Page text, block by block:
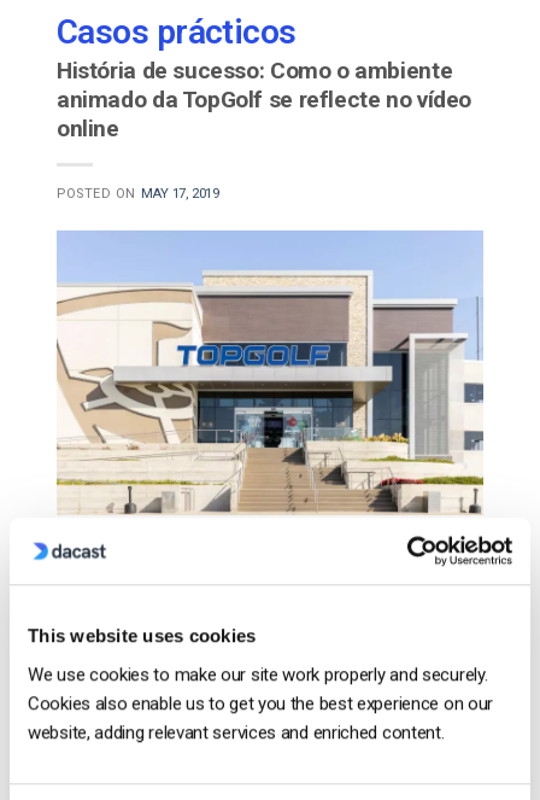
This website uses cookies
We use cookies to make our site work properly and securely.
Cookies also enable us to get you the best experience on our
website, adding relevant services and enriched content.
Casos prácticos
História de sucesso: Como o ambiente
animado da TopGolf se reflecte no vídeo
online
POSTED ON MAY 17, 2019
O TopGolf é uma experiência de golfe inovadora
que combina competição amigável com jogos,
Embora o golfe seja tradicionalmente popular entre
os mais velhos e o mini-golfe seja popular entre as
famílias, a TopGolf foi concebida como uma forma
de tornar o jogo de golfe mais […]
CONTINUE READING→